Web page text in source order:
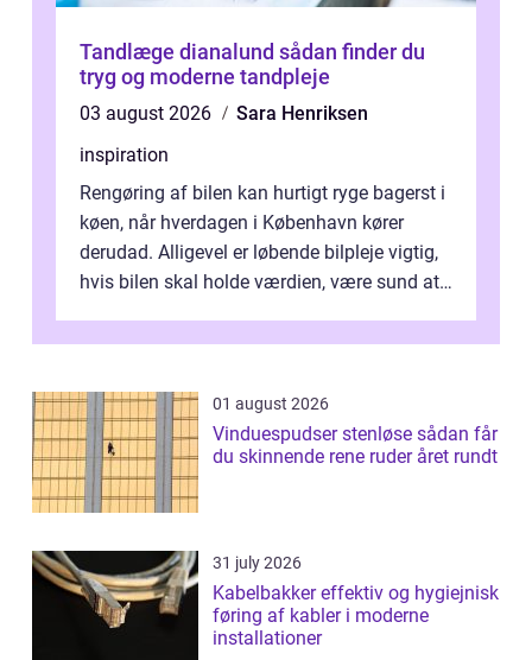
Tandlæge dianalund sådan finder du
tryg og moderne tandpleje
03 august 2026
Sara Henriksen
inspiration
Rengøring af bilen kan hurtigt ryge bagerst i
køen, når hverdagen i København kører
derudad. Alligevel er løbende bilpleje vigtig,
hvis bilen skal holde værdien, være sund at
01 august 2026
Vinduespudser stenløse sådan får
du skinnende rene ruder året rundt
31 july 2026
Kabelbakker effektiv og hygiejnisk
føring af kabler i moderne
installationer